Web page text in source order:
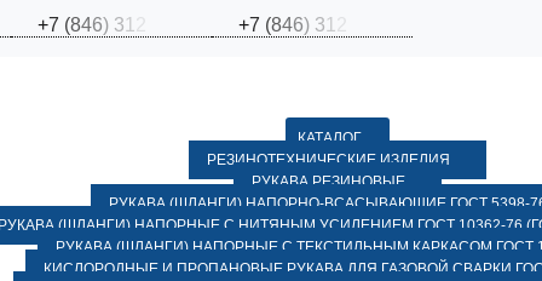
+7 (846) 31 +7 (846) 31
КАТАЛОГ
РЕЗИНОТЕХНИЧЕСКИЕ ИЗДЕЛИЯ
РУКАВА РЕЗИНОВЫЕ
РУКАВА (ШЛАНГИ) НАПОРНО-ВСАСЫВАЮЩИЕ ГОСТ 5398-
(ШЛАНГИ) НАПОРНЫЕ С НИТЯНЫМ УСИЛЕНИЕМ ГОСТ 10362-76
РУКАВА (ШЛАНГИ) НАПОРНЫЕ С ТЕКСТИЛЬНЫМ КАРКАСОМ ГОСТ
КИСЛОРОДНЫЕ И ПРОПАНОВЫЕ РУКАВА ДЛЯ ГАЗОВОЙ СВАРКИ